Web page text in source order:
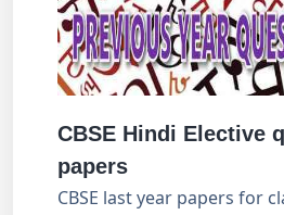
CBSE Hindi Elective
papers
CBSE last year papers for